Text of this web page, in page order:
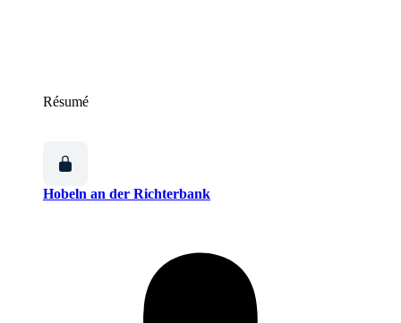
Résumé
Hobeln an der Richterbank